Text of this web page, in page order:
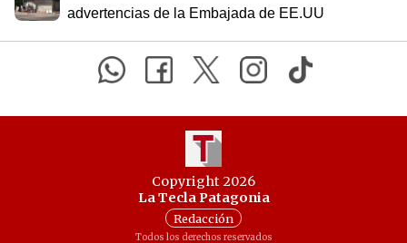
advertencias de la Embajada de EE.UU
Copyright 2026
La Tecla Patagonia
Redacción
Todos los derechos reservados